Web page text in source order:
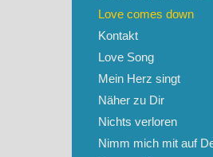
Love comes down
Kontakt
Love Song
Mein Herz singt
Näher zu Dir
Nichts verloren
Nimm mich mit auf